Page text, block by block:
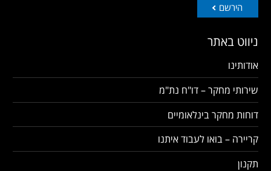
הירשם
ניווט באתר
אודותינו
שירותי מחקר – דו"ח נת"מ
דוחות מחקר בינלאומיים
קריירה – בואו לעבוד איתנו
תקנון